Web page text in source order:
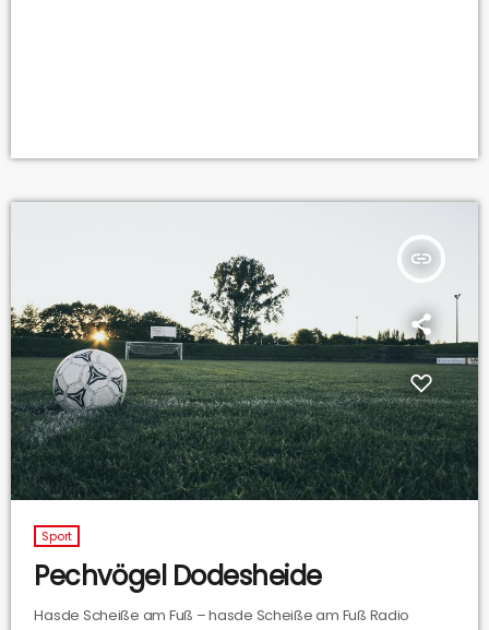
insert_link
Sport
Pechvögel Dodesheide
Hasde Scheiße am Fuß – hasde Scheiße am Fuß Radio